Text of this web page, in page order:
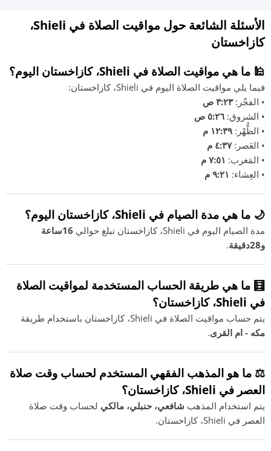
الأسئلة الشائعة حول مواقيت الصلاة في Shieli،
كازاخستان
🕌 ما هي مواقيت الصلاة في Shieli، كازاخستان اليوم؟
فيما يلي مواقيت الصلاة اليوم في Shieli، كازاخستان:
• الفجْر:٣:٢٣ ص
• الشروق: ٥:٢٦ ص
• الظُّهْر: ١٢:٣٩ م
• العَصر:٤:٣٧ م
• المَغرب: ٧:٥١ م
• العِشاء: ٩:٢١ م
🌙 ما هي مدة الصيام في Shieli، كازاخستان اليوم؟
مدة الصيام اليوم في Shieli، كازاخستان تبلغ حوالي
16ساعة
و28دقيقة
.
🧮 ما هي طريقة الحساب المستخدمة لمواقيت الصلاة
في Shieli، كازاخستان؟
يتم حساب مواقيت الصلاة في Shieli، كازاخستان باستخدام طريقة
مكه - ام القرى.
⚖️ ما هو المذهب الفقهي المستخدم لحساب وقت صلاة
العصر في Shieli، كازاخستان؟
يتم استخدام المذهب شافعي، حنبلي، مالكي لحساب وقت صلاة
العصر في Shieli، كازاخستان.